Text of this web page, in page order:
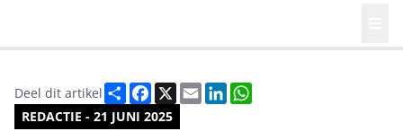
REDACTIE - 21 JUNI 2025
Deel dit artikel DeelFacebook
X EmailLinkedIn